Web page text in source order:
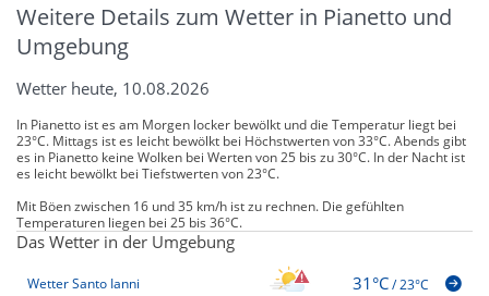
Weitere Details zum Wetter in Pianetto und
Umgebung
Wetter heute, 10.08.2026
In Pianetto ist es am Morgen locker bewölkt und die Temperatur liegt bei
23°C. Mittags ist es leicht bewölkt bei Höchstwerten von 33°C. Abends gibt
es in Pianetto keine Wolken bei Werten von 25 bis zu 30°C. In der Nacht ist
es leicht bewölkt bei Tiefstwerten von 23°C.
Mit Böen zwischen 16 und 35 km/h ist zu rechnen. Die gefühlten
Temperaturen liegen bei 25 bis 36°C.
Das Wetter in der Umgebung
Wetter Santo Ianni 31°C/23°C